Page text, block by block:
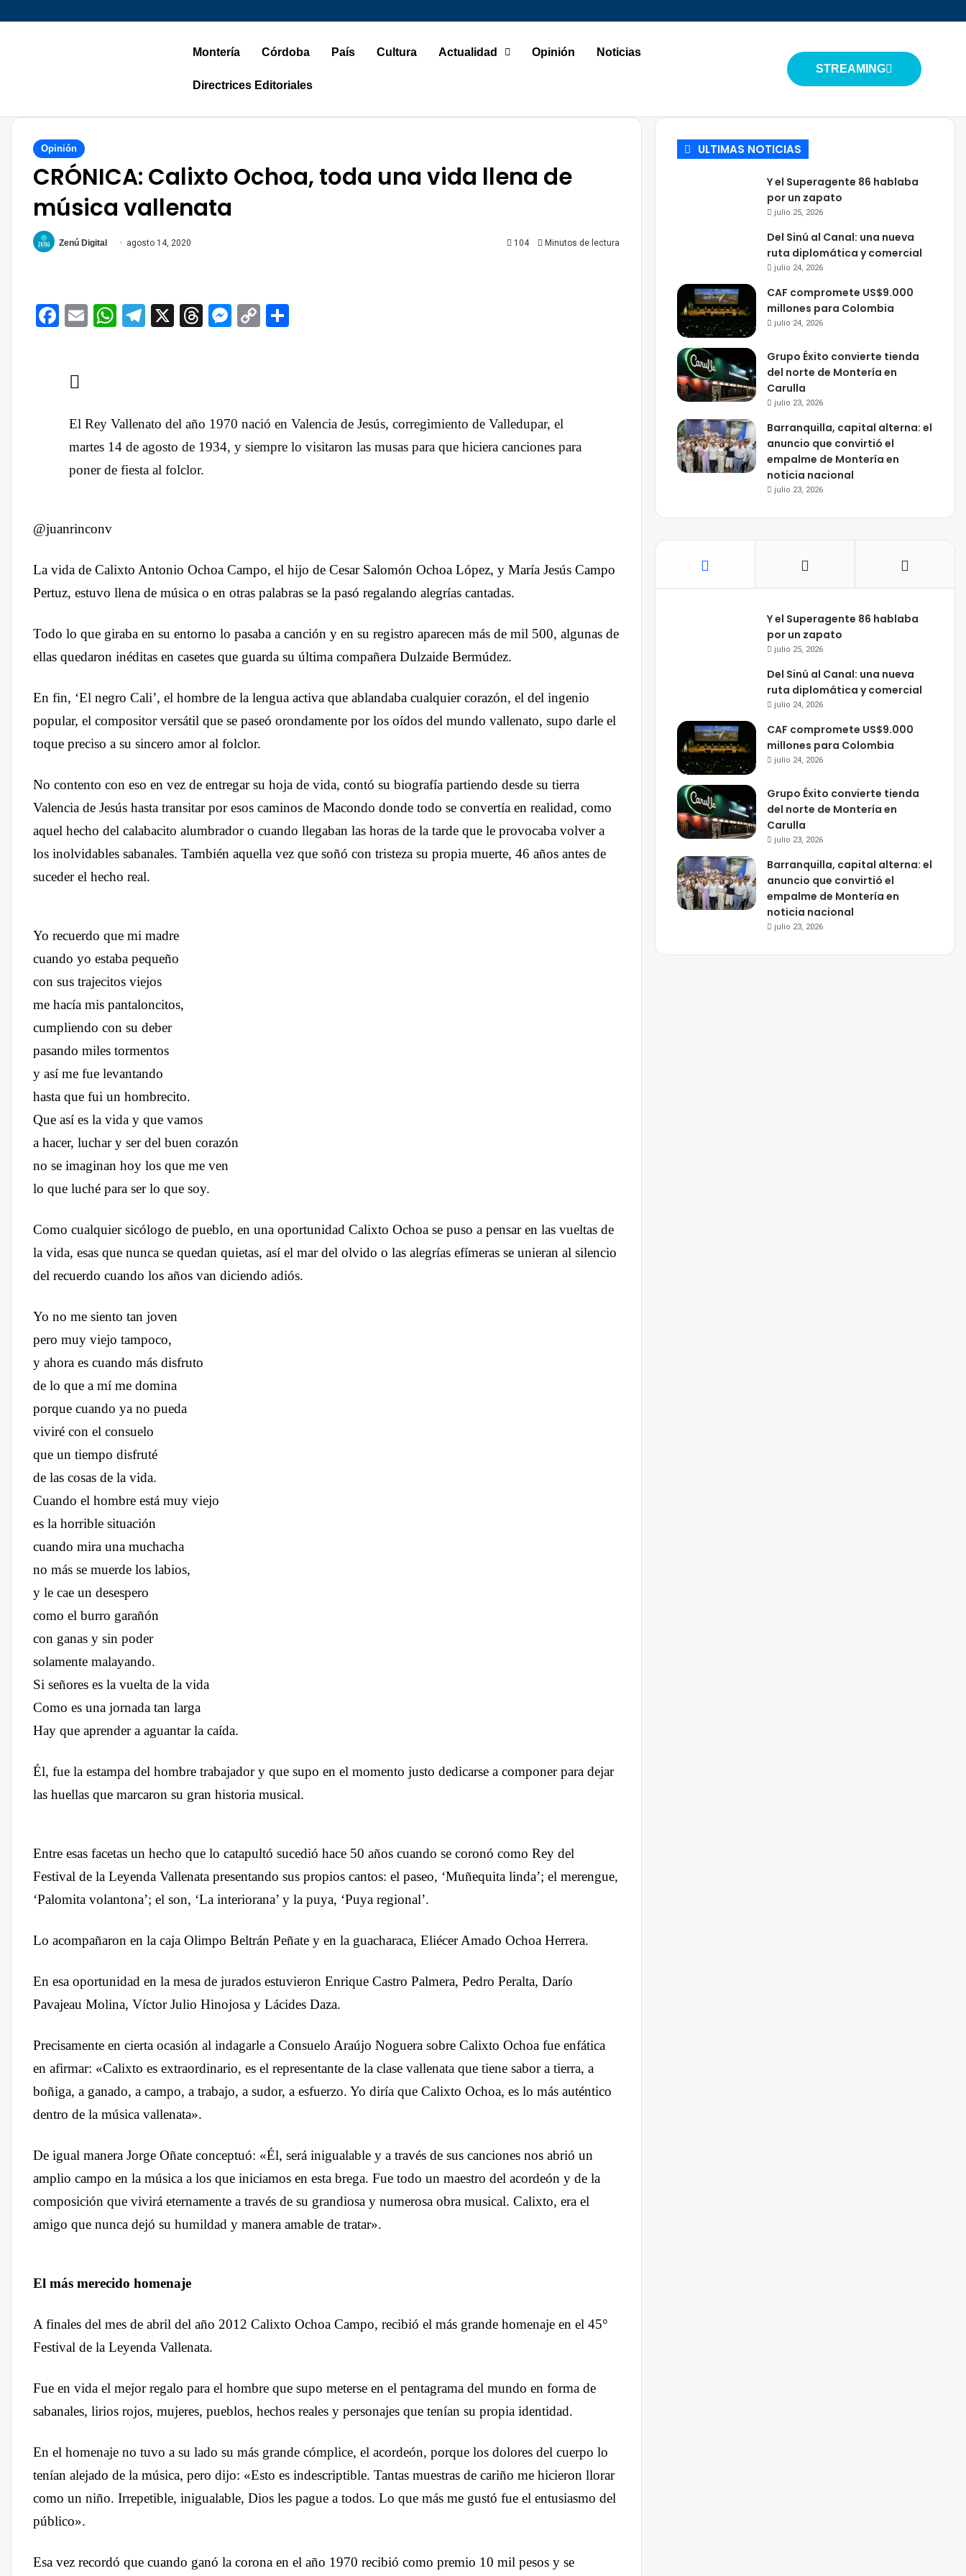
Montería Córdoba País Cultura Actualidad Opinión Noticias
Directrices Editoriales
STREAMING
Opinión
CRÓNICA: Calixto Ochoa, toda una vida llena de
música vallenata
Zenú Digital agosto 14, 2020 104 Minutos de lectura
Facebook
EmailWhatsApp
Telegram
X Threads
Messenger
Copy
El Rey Vallenato del año 1970 nació en Valencia de Jesús, corregimiento de Valledupar, el
martes 14 de agosto de 1934, y siempre lo visitaron las musas para que hiciera canciones para
poner de fiesta al folclor.
@juanrinconv
La vida de Calixto Antonio Ochoa Campo, el hijo de Cesar Salomón Ochoa López, y María Jesús Campo
Pertuz, estuvo llena de música o en otras palabras se la pasó regalando alegrías cantadas.
Todo lo que giraba en su entorno lo pasaba a canción y en su registro aparecen más de mil 500, algunas de
ellas quedaron inéditas en casetes que guarda su última compañera Dulzaide Bermúdez.
En fin, ‘El negro Cali’, el hombre de la lengua activa que ablandaba cualquier corazón, el del ingenio
popular, el compositor versátil que se paseó orondamente por los oídos del mundo vallenato, supo darle el
toque preciso a su sincero amor al folclor.
No contento con eso en vez de entregar su hoja de vida, contó su biografía partiendo desde su tierra
Valencia de Jesús hasta transitar por esos caminos de Macondo donde todo se convertía en realidad, como
aquel hecho del calabacito alumbrador o cuando llegaban las horas de la tarde que le provocaba volver a
los inolvidables sabanales. También aquella vez que soñó con tristeza su propia muerte, 46 años antes de
suceder el hecho real.
Yo recuerdo que mi madre
cuando yo estaba pequeño
con sus trajecitos viejos
me hacía mis pantaloncitos,
cumpliendo con su deber
pasando miles tormentos
y así me fue levantando
hasta que fui un hombrecito.
Que así es la vida y que vamos
a hacer, luchar y ser del buen corazón
no se imaginan hoy los que me ven
lo que luché para ser lo que soy.
Como cualquier sicólogo de pueblo, en una oportunidad Calixto Ochoa se puso a pensar en las vueltas de
la vida, esas que nunca se quedan quietas, así el mar del olvido o las alegrías efímeras se unieran al silencio
del recuerdo cuando los años van diciendo adiós.
Yo no me siento tan joven
pero muy viejo tampoco,
y ahora es cuando más disfruto
de lo que a mí me domina
porque cuando ya no pueda
viviré con el consuelo
que un tiempo disfruté
de las cosas de la vida.
Cuando el hombre está muy viejo
es la horrible situación
cuando mira una muchacha
no más se muerde los labios,
y le cae un desespero
como el burro garañón
con ganas y sin poder
solamente malayando.
Si señores es la vuelta de la vida
Como es una jornada tan larga
Hay que aprender a aguantar la caída.
Él, fue la estampa del hombre trabajador y que supo en el momento justo dedicarse a componer para dejar
las huellas que marcaron su gran historia musical.
Entre esas facetas un hecho que lo catapultó sucedió hace 50 años cuando se coronó como Rey del
Festival de la Leyenda Vallenata presentando sus propios cantos: el paseo, ‘Muñequita linda’; el merengue,
‘Palomita volantona’; el son, ‘La interiorana’ y la puya, ‘Puya regional’.
Lo acompañaron en la caja Olimpo Beltrán Peñate y en la guacharaca, Eliécer Amado Ochoa Herrera.
En esa oportunidad en la mesa de jurados estuvieron Enrique Castro Palmera, Pedro Peralta, Darío
Pavajeau Molina, Víctor Julio Hinojosa y Lácides Daza.
Precisamente en cierta ocasión al indagarle a Consuelo Araújo Noguera sobre Calixto Ochoa fue enfática
en afirmar: «Calixto es extraordinario, es el representante de la clase vallenata que tiene sabor a tierra, a
boñiga, a ganado, a campo, a trabajo, a sudor, a esfuerzo. Yo diría que Calixto Ochoa, es lo más auténtico
dentro de la música vallenata».
De igual manera Jorge Oñate conceptuó: «Él, será inigualable y a través de sus canciones nos abrió un
amplio campo en la música a los que iniciamos en esta brega. Fue todo un maestro del acordeón y de la
composición que vivirá eternamente a través de su grandiosa y numerosa obra musical. Calixto, era el
amigo que nunca dejó su humildad y manera amable de tratar».
El más merecido homenaje
A finales del mes de abril del año 2012 Calixto Ochoa Campo, recibió el más grande homenaje en el 45°
Festival de la Leyenda Vallenata.
Fue en vida el mejor regalo para el hombre que supo meterse en el pentagrama del mundo en forma de
sabanales, lirios rojos, mujeres, pueblos, hechos reales y personajes que tenían su propia identidad.
En el homenaje no tuvo a su lado su más grande cómplice, el acordeón, porque los dolores del cuerpo lo
tenían alejado de la música, pero dijo: «Esto es indescriptible. Tantas muestras de cariño me hicieron llorar
como un niño. Irrepetible, inigualable, Dios les pague a todos. Lo que más me gustó fue el entusiasmo del
público».
Esa vez recordó que cuando ganó la corona en el año 1970 recibió como premio 10 mil pesos y se
ULTIMAS NOTICIAS
Y el Superagente 86 hablaba
por un zapato
julio 25, 2026
Del Sinú al Canal: una nueva
ruta diplomática y comercial
julio 24, 2026
CAF compromete US$9.000
millones para Colombia
julio 24, 2026
Grupo Éxito convierte tienda
del norte de Montería en
Carulla
julio 23, 2026
Barranquilla, capital alterna: el
anuncio que convirtió el
empalme de Montería en
noticia nacional
julio 23, 2026
Y el Superagente 86 hablaba
por un zapato
julio 25, 2026
Del Sinú al Canal: una nueva
ruta diplomática y comercial
julio 24, 2026
CAF compromete US$9.000
millones para Colombia
julio 24, 2026
Grupo Éxito convierte tienda
del norte de Montería en
Carulla
julio 23, 2026
Barranquilla, capital alterna: el
anuncio que convirtió el
empalme de Montería en
noticia nacional
julio 23, 2026